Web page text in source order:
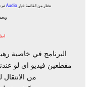
نختار من القائمة خيارAudioثم
البرنامج في خاصية
مقطعين فيديو اي لو
من الانتقال